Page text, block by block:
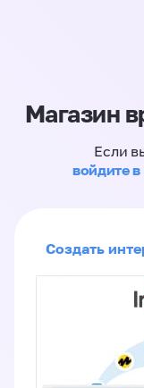
Магазин
Если
войдите
Создать